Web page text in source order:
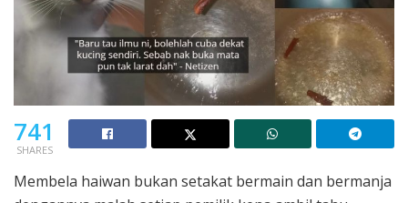
741
SHARES
Membela haiwan bukan setakat bermain dan bermanja